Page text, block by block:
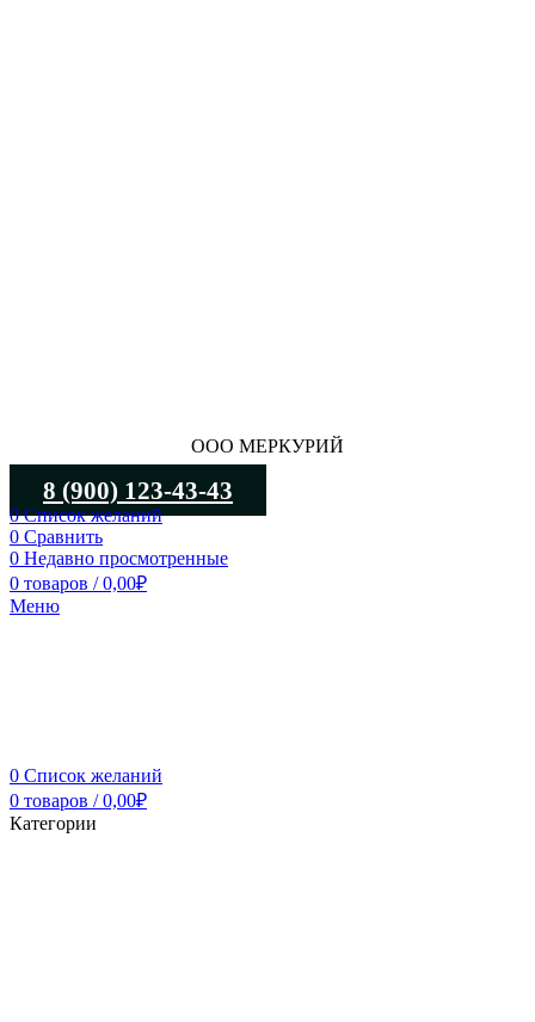
ООО МЕРКУРИЙ
8 (900) 123-43-43
0Список желаний
0 Сравнить
0 Недавно просмотренные
0 товаров / 0,00₽
Меню
0 Список желаний
0 товаров / 0,00₽
Категории